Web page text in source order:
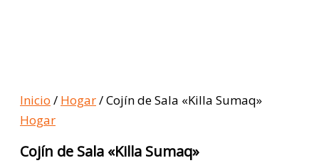
Inicio / Hogar/ Cojín de Sala «Killa Sumaq»
Hogar
Cojín de Sala «Killa Sumaq»